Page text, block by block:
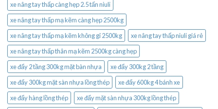
xe nâng tay thấp càng hẹp 2.5 tấn niuli
xe nâng tay thấp mạ kẽm càng hẹp 2500kg
xe nâng tay thấp mạ kẽm không gỉ 2500kg
xe nâng tay thấp niuli giá rẻ
xe nâng tay thấp thân mạ kẽm 2500kg càng hẹp
xe đẩy 2 tầng 300kg mặt bàn nhựa
xe đẩy 300kg 2 tầng
xe đẩy 300kg mặt sàn nhựa lồng thép
xe đẩy 600kg 4 bánh xe
xe đẩy hàng lồng thép
xe đẩy mặt sàn nhựa 300kg lồng thép